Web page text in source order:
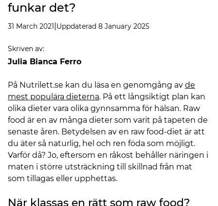
funkar det?
31 March 2021 Uppdaterad 8 January 2025
Skriven av:
Julia Bianca Ferro
På Nutrilett.se kan du läsa en genomgång av de
mest populära dieterna. På ett långsiktigt plan kan
olika dieter vara olika gynnsamma för hälsan. Raw
food är en av många dieter som varit på tapeten de
senaste åren. Betydelsen av en raw food-diet är att
du äter så naturlig, hel och ren föda som möjligt.
Varför då? Jo, eftersom en råkost behåller näringen i
maten i större utsträckning till skillnad från mat
som tillagas eller upphettas.
När klassas en rätt som raw food?